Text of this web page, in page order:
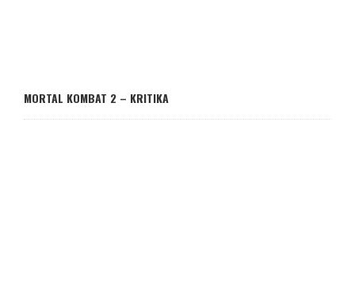
MORTAL KOMBAT 2 – KRITIKA